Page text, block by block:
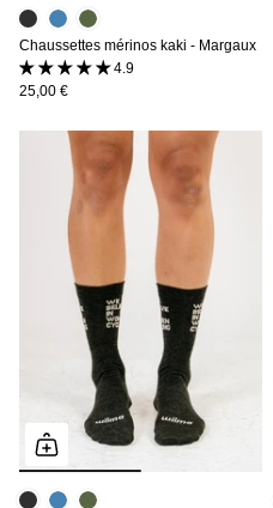
Chaussettes mérinos kaki - Margaux
4.9 (9 avis)
25,00 €